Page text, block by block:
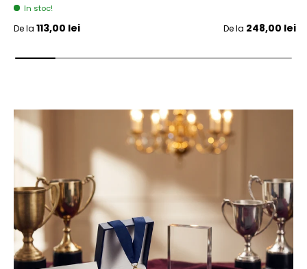
In stoc!
Pret initial
De la 113,00 lei Pret initial
De la 248,00 lei